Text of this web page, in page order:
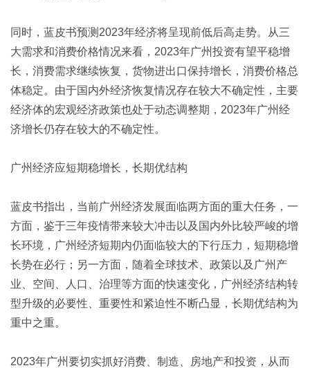
同时，蓝皮书预测2023年经济将呈现前低后高走势。从三
大需求和消费价格情况来看，2023年广州投资有望平稳增
长，消费需求继续恢复，货物进出口保持增长，消费价格总
体稳定。由于国内外经济恢复情况存在较大不确定性，主要
经济体的宏观经济政策也处于动态调整期，2023年广州经
济增长仍存在较大的不确定性。
广州经济应短期稳增长，长期优结构
蓝皮书指出，当前广州经济发展面临两方面的重大任务，一
方面，鉴于三年疫情带来较大冲击以及国内外比较严峻的增
长环境，广州经济短期内仍面临较大的下行压力，短期稳增
长势在必行；另一方面，随着全球技术、政策以及广州产
业、空间、人口、治理等方面的快速变化，广州经济结构转
型升级的必要性、重要性和紧迫性不断凸显，长期优结构为
重中之重。
2023年广州要切实抓好消费、制造、房地产和投资，从而